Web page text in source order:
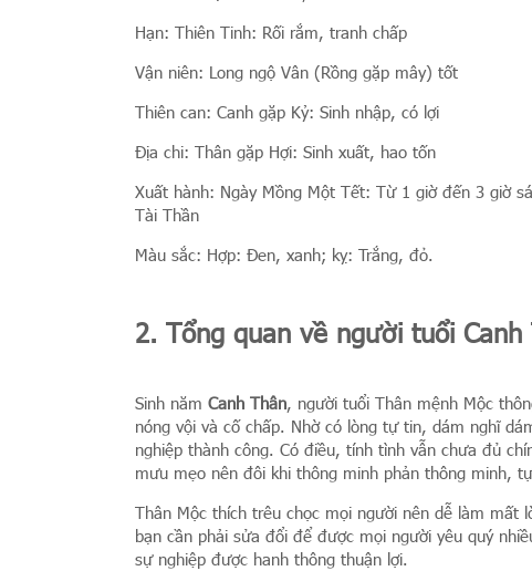
Hạn: Thiên Tinh: Rối rắm, tranh chấp
Vận niên: Long ngộ Vân (Rồng gặp mây) tốt
Thiên can: Canh gặp Kỷ: Sinh nhập, có lợi
Địa chi: Thân gặp Hợi: Sinh xuất, hao tốn
Xuất hành: Ngày Mồng Một Tết: Từ 1 giờ đến 3 giờ
Tài Thần
Màu sắc: Hợp: Đen, xanh; kỵ: Trắng, đỏ.
2. Tổng quan về người tuổi
Sinh năm Canh Thân, người tuổi Thân mệnh Mộc
nóng vội và cố chấp. Nhờ có lòng tự tin, dám nghĩ
nghiệp thành công. Có điều, tính tình vẫn chưa đủ
mưu mẹo nên đôi khi thông minh phản thông minh,
Thân Mộc thích trêu chọc mọi người nên dễ làm
bạn cần phải sửa đổi để được mọi người yêu quý
sự nghiệp được hanh thông thuận lợi.